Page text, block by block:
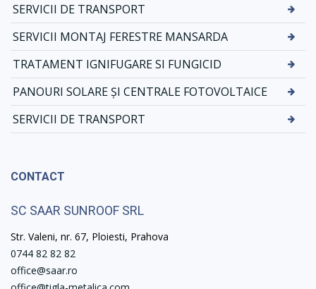
SERVICII DE TRANSPORT
SERVICII MONTAJ FERESTRE MANSARDA
TRATAMENT IGNIFUGARE SI FUNGICID
PANOURI SOLARE ȘI CENTRALE FOTOVOLTAICE
SERVICII DE TRANSPORT
CONTACT
SC SAAR SUNROOF SRL
Str. Valeni, nr. 67, Ploiesti, Prahova
0744 82 82 82
office@saar.ro